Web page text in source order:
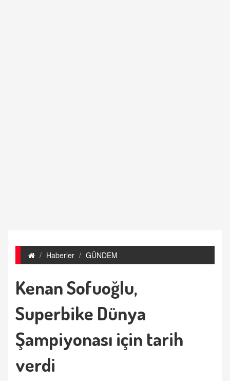
Haberler GÜNDEM
Kenan Sofuoğlu,
Superbike Dünya
Şampiyonası için tarih
verdi